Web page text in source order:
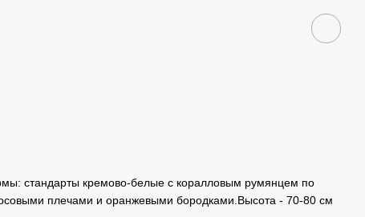
стандарты кремово-белые с коралловым румянцем по
плечами и оранжевыми бородками.Высота - 70-80 см